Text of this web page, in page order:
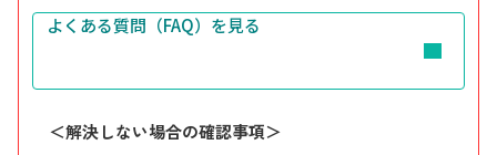
特定機能ID 社内研修ID
講習会実施機関
ID
実施機関の担当
す。
よくある質問（FAQ）を見る
＜解決しない場合の確認事項＞